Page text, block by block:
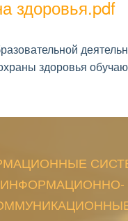
здоровья.pdf
здоровья
ИНФОРМАЦИОННО-